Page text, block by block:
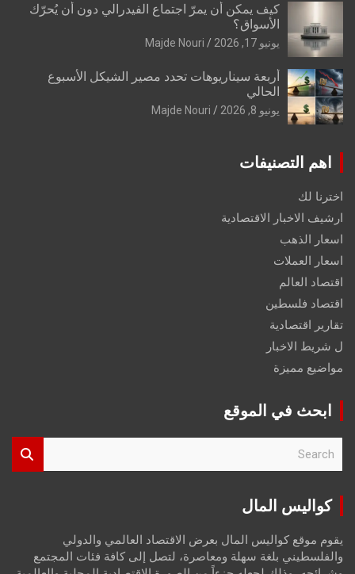
كيف يمكن أن يمرّ اجتماع الفيدرالي دون أن يُحرّك
الأسواق؟
يونيو 17, 2026 Majde Nouri
أربعة سيناريوهات تحدد مصير الشيكل الأسبوع
الحالي
يونيو 8, 2026 Majde Nouri
اهم التصنيفات
اخترنا لك
ارشيف الاخبار الاقتصادية
اسعار الذهب
اسعار العملات
اقتصاد العالم
اقتصاد فلسطين
تقارير اقتصادية
ل شريط الاخبار
مواضيع مميزة
ابحث في الموقع
r
كواليس المال
يقوم موقع كواليس المال بعرض الاقتصاد العالمي والدولي
والفلسطيني بلغة سهلة ومعاصرة، لتصل إلى كافة فئات المجتمع